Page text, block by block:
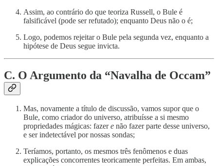
Assim, ao contrário do que teoriza Russell, o Bule é
falsificável (pode ser refutado); enquanto Deus não o é;
Logo, podemos rejeitar o Bule pela segunda vez, enquanto a
hipótese de Deus segue invicta.
C. O Argumento da “Navalha de Occam”
Mas, novamente a título de discussão, vamos supor que o
Bule, como criador do universo, atribuísse a si mesmo
propriedades mágicas: fazere não fazer parte desse universo,
e ser indetectável por nossas sondas;
Teríamos, portanto, os mesmos três fenômenos e duas
explicações concorrentes teoricamente perfeitas. Em ambas,